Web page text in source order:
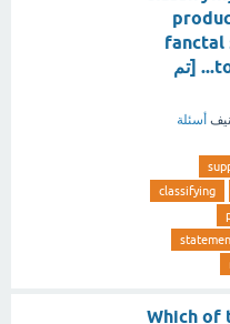
fanctal
to the entity's results... [تم
أسئلة
classifying
Which of